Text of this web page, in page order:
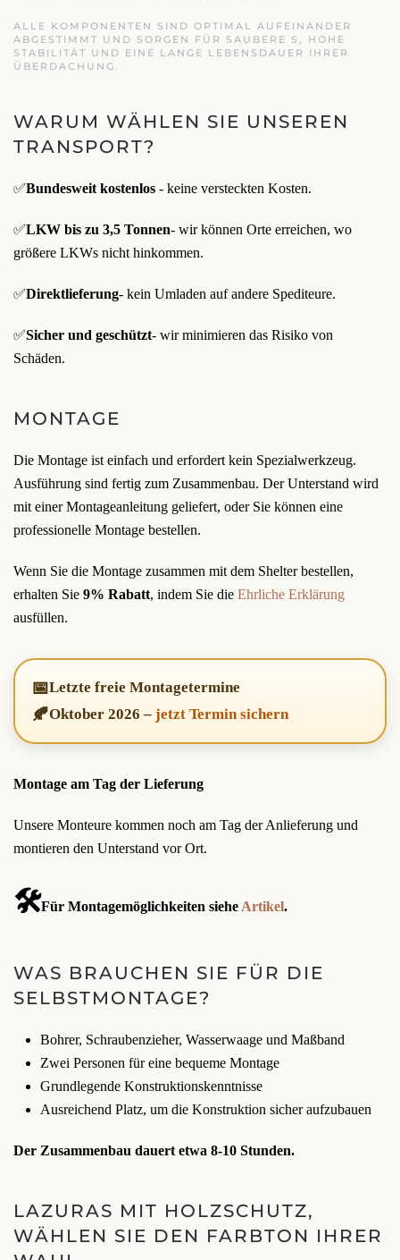
ALLE KOMPONENTEN SIND OPTIMAL AUFEINANDER
ABGESTIMMT UND SORGEN FÜR SAUBERE S, HOHE
STABILITÄT UND EINE LANGE LEBENSDAUER IHRER
ÜBERDACHUNG.
WARUM WÄHLEN SIE UNSEREN
TRANSPORT?
✅Bundesweit kostenlos - keine versteckten Kosten.
✅LKW bis zu 3,5 Tonnen- wir können Orte erreichen, wo
größere LKWs nicht hinkommen.
✅Direktlieferung- kein Umladen auf andere Spediteure.
✅Sicher und geschützt- wir minimieren das Risiko von
Schäden.
MONTAGE
Die Montage ist einfach und erfordert kein Spezialwerkzeug.
Ausführung sind fertig zum Zusammenbau. Der Unterstand wird
mit einer Montageanleitung geliefert, oder Sie können eine
professionelle Montage bestellen.
Wenn Sie die Montage zusammen mit dem Shelter bestellen,
erhalten Sie 9% Rabatt, indem Sie die Ehrliche Erklärung
ausfüllen.
📅Letzte freie Montagetermine
🍂Oktober 2026 – jetzt Termin sichern
Montage am Tag der Lieferung
Unsere Monteure kommen noch am Tag der Anlieferung und
montieren den Unterstand vor Ort.
🛠️Für Montagemöglichkeiten siehe Artikel.
WAS BRAUCHEN SIE FÜR DIE
SELBSTMONTAGE?
Bohrer, Schraubenzieher, Wasserwaage und Maßband
Zwei Personen für eine bequeme Montage
Grundlegende Konstruktionskenntnisse
Ausreichend Platz, um die Konstruktion sicher aufzubauen
Der Zusammenbau dauert etwa 8-10 Stunden.
LAZURAS MIT HOLZSCHUTZ,
WÄHLEN SIE DEN FARBTON IHRER